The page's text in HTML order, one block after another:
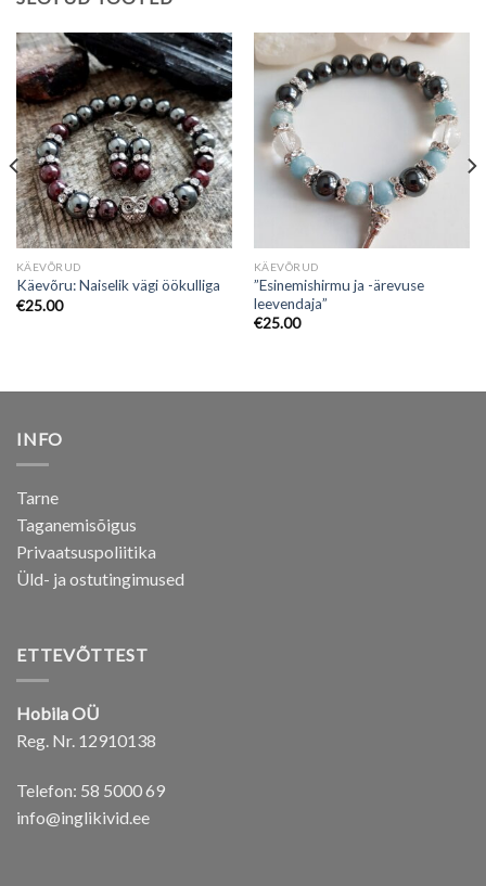
KÄEVÕRUD
Käevõru: Naiselik vägi öökulliga
€25.00
KÄEVÕRUD
”Esinemishirmu ja -ärevuse
leevendaja”
€25.00
INFO
Tarne
Taganemisõigus
Privaatsuspoliitika
Üld- ja ostutingimused
ETTEVÕTTEST
Hobila OÜ
Reg. Nr. 12910138
Telefon: 58 5000 69
info@inglikivid.ee